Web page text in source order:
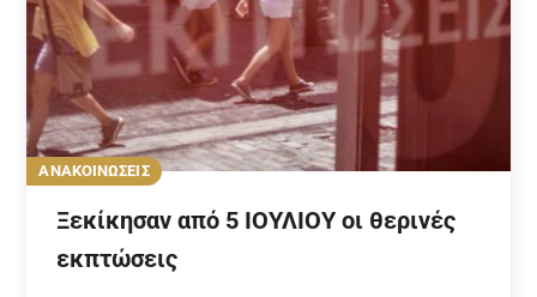
ΑΝΑΚΟΙΝΩΣΕΙΣ
Ξεκίκησαν από 5 ΙΟΥΛΙΟΥ οι θερινές
εκπτώσεις